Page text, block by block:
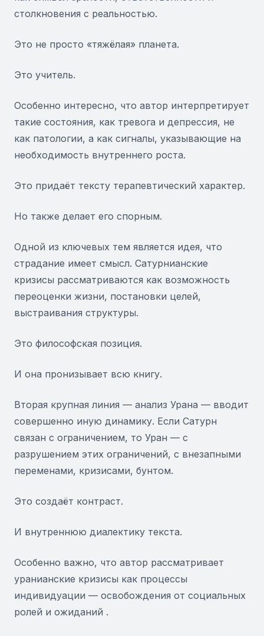
столкновения с реальностью.
Это не просто «тяжёлая» планета.
Это учитель.
Особенно интересно, что автор интерпретирует
такие состояния, как тревога и депрессия, не
как патологии, а как сигналы, указывающие на
необходимость внутреннего роста.
Это придаёт тексту терапевтический характер.
Но также делает его спорным.
Одной из ключевых тем является идея, что
страдание имеет смысл. Сатурнианские
кризисы рассматриваются как возможность
переоценки жизни, постановки целей,
выстраивания структуры.
Это философская позиция.
И она пронизывает всю книгу.
Вторая крупная линия — анализ Урана — вводит
совершенно иную динамику. Если Сатурн
связан с ограничением, то Уран — с
разрушением этих ограничений, с внезапными
переменами, кризисами, бунтом.
Это создаёт контраст.
И внутреннюю диалектику текста.
Особенно важно, что автор рассматривает
уранианские кризисы как процессы
индивидуации — освобождения от социальных
ролей и ожиданий .